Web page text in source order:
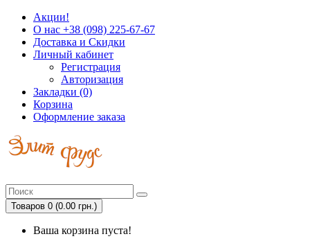
Акции!
О нас +38 (098) 225-67-67
Доставка и Скидки
Личный кабинет
Регистрация
Авторизация
Закладки (0)
Корзина
Оформление заказа
Товаров 0 (0.00 грн.)
Ваша корзина пуста!